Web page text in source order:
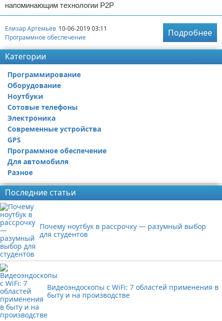
напоминающим технологии Р2Р
Елизар Артемьев 10-06-2019 03:11
Программное обеспечение
Подробнее
Категории
Программирование
Оборудование
Ноутбуки
Сотовые телефоны
Электроника
Современные устройства
GPS
Программное обеспечение
Для автомобиля
Разное
Последние статьи
Почему ноутбук в рассрочку — разумный выбор
для студентов
Видеоэндоскопы с WiFi: 7 областей применения в
быту и на производстве